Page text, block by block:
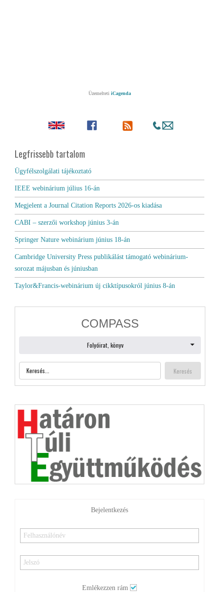
Üzemelteti iCagenda
Legfrissebb tartalom
Ügyfélszolgálati tájékoztató
IEEE webinárium július 16-án
Megjelent a Journal Citation Reports 2026-os kiadása
CABI – szerzői workshop június 3-án
Springer Nature webinárium június 18-án
Cambridge University Press publikálást támogató webinárium-
sorozat májusban és júniusban
Taylor&Francis-webinárium új cikktípusokról június 8-án
Bejelentkezés
Emlékezzen rám